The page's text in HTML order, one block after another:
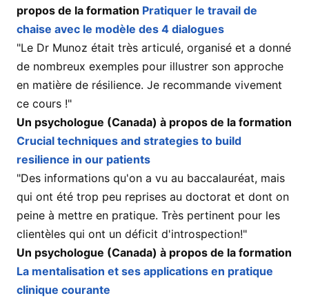
propos de la formation Pratiquer le travail de
chaise avec le modèle des 4 dialogues
"Le Dr Munoz était très articulé, organisé et a donné
de nombreux exemples pour illustrer son approche
en matière de résilience. Je recommande vivement
ce cours !"
Un psychologue (Canada) à propos de la formation
Crucial techniques and strategies to build
resilience in our patients
"Des informations qu'on a vu au baccalauréat, mais
qui ont été trop peu reprises au doctorat et dont on
peine à mettre en pratique. Très pertinent pour les
clientèles qui ont un déficit d'introspection!"
Un psychologue (Canada) à propos de la formation
La mentalisation et ses applications en pratique
clinique courante